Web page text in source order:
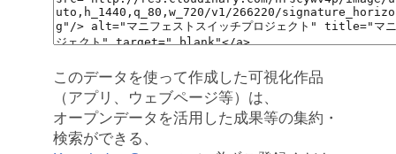
このデータを使って作成した可視化作品
（アプリ、ウェブページ等）は、
オープンデータを活用した成果等の集約・
検索ができる、